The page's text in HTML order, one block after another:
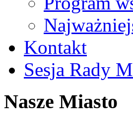
Kontakt
Sesja Rady
Nasze Miasto